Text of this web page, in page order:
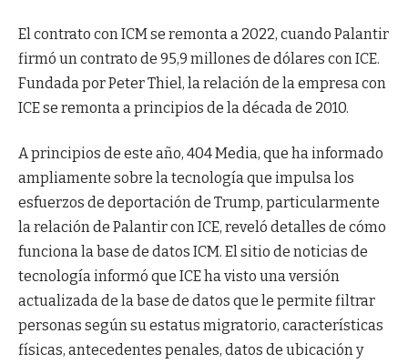
El contrato con ICM se remonta a 2022, cuando Palantir
firmó un contrato de 95,9 millones de dólares con ICE.
Fundada por Peter Thiel, la relación de la empresa con
ICE se remonta a principios de la década de 2010.
A principios de este año, 404 Media, que ha informado
ampliamente sobre la tecnología que impulsa los
esfuerzos de deportación de Trump, particularmente
la relación de Palantir con ICE, reveló detalles de cómo
funciona la base de datos ICM. El sitio de noticias de
tecnología informó que ICE ha visto una versión
actualizada de la base de datos que le permite filtrar
personas según su estatus migratorio, características
físicas, antecedentes penales, datos de ubicación y